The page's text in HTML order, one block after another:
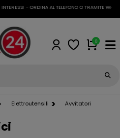
- ORDINA AL TELEFONO O TRAMITE
0
Elettroutensili Avvitatori